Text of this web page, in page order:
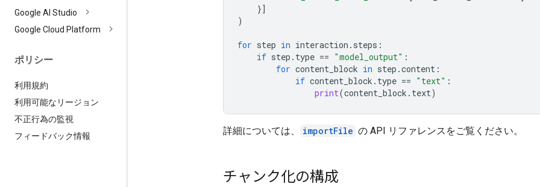
Google AI Studio
Google Cloud Platform
ポリシー
利用規約
利用可能なリージョン
不正行為の監視
フィードバック情報
}]
)
for step in interaction . steps :
if step . type == "model_output" :
for content_block in step .content :
if content_block . type == "text" :
print(content_block . text)
詳細については、 importFile の API リファレンスをご覧ください。
チャンク化の構成